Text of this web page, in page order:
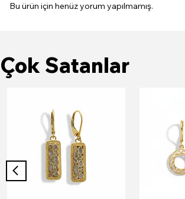
Bu ürün için henüz yorum yapılmamış.
Çok Satanlar